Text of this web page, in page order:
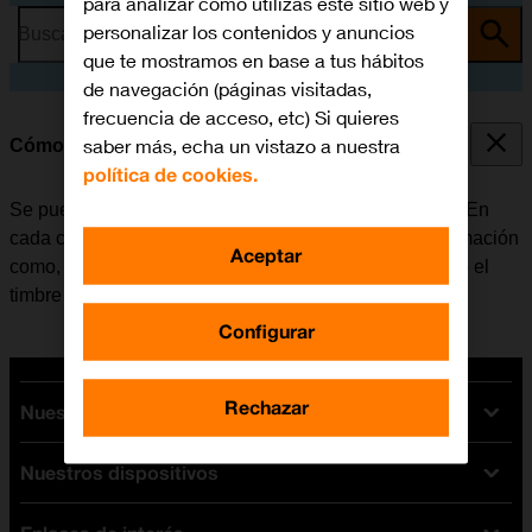
Busca por problema o tema
Cómo crear un nuevo contacto
Se pueden guardar los contactos en la guía del móvil. En
cada contacto es posible guardar varios tipos de información
como, por ejemplo, la dirección de correo electrónico o el
timbre de llamada personal.
Nuestras tarifas
Tarifas Orange
Tarifas fibra y móvil
Nuestros dispositivos
personalizar los contenidos y anuncios
que te mostramos en base a tus hábitos
de navegación (páginas visitadas,
frecuencia de acceso, etc) Si quieres
saber más, echa un vistazo a nuestra
política de cookies.
Configurar
Rechazar
Aceptar